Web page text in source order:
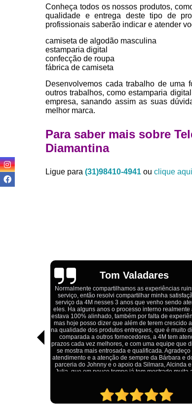
Conheça todos os nossos produtos,
qualidade e entrega deste tipo de
profissionais saberão indicar e atender
camiseta de algodão masculina
estamparia digital
confecção de roupa
fábrica de camiseta
Desenvolvemos cada trabalho de uma
outros trabalhos, como estamparia
empresa, sanando assim as suas
melhor marca.
Para saber mais sobre
Diamantina
Ligue para (31)98410-4941 ou clique aqui
Igor Cordeiro
Estou extremamente satisfeito com o serviço da 4M
Eles forneceram uniformes para a minha
qualidade das camisetas é excelente. O tecido é
impressão está impecável, e o preço foi justo,
considerando a alta qualidade do produto. Além
atendimento foi ágil e atencioso, desde o primeiro
entrega dos uniformes. Com certeza,
Camisetas para quem procura uniformes de
ótimo custo-benefício.